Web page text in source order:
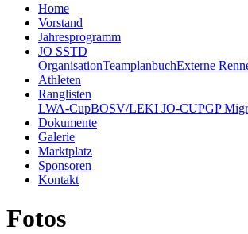
Home
Vorstand
Jahresprogramm
JO SSTD
OrganisationTeamplanbuchExterne
Athleten
Ranglisten
LWA-CupBOSV/LEKI JO-CUPGP
Dokumente
Galerie
Marktplatz
Sponsoren
Kontakt
Fotos